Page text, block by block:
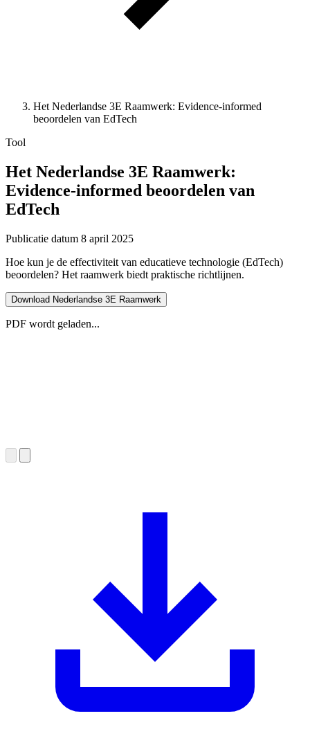
Het Nederlandse 3E Raamwerk: Evidence-informed
beoordelen van EdTech
Tool
Het Nederlandse 3E Raamwerk:
Evidence-informed beoordelen van
EdTech
Publicatie datum 8 april 2025
Hoe kun je de effectiviteit van educatieve technologie (EdTech)
beoordelen? Het raamwerk biedt praktische richtlijnen.
Download Nederlandse 3E Raamwerk
PDF wordt geladen...